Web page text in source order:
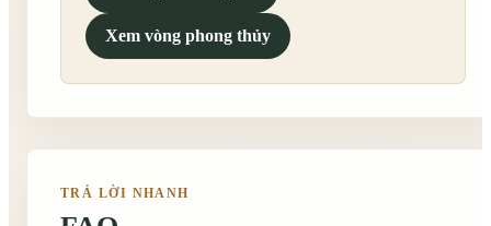
Xem vòng phong thủy
TRẢ LỜI NHANH